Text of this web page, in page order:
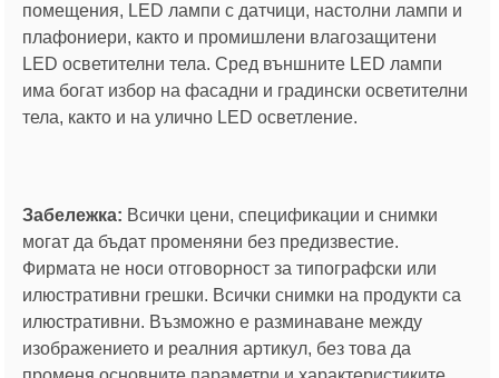
помещения, LED лампи с датчици, настолни лампи и
плафониери, както и промишлени влагозащитени
LED осветителни тела. Сред външните LED лампи
има богат избор на фасадни и градински осветителни
тела, както и на улично LED осветление.
Забележка: Всички цени, спецификации и снимки
могат да бъдат променяни без предизвестие.
Фирмата не носи отговорност за типографски или
илюстративни грешки. Всички снимки на продукти са
илюстративни. Възможно е разминаване между
изображението и реалния артикул, без това да